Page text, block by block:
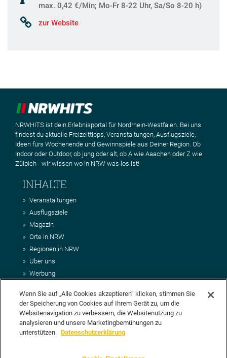
max. 0,42 €/Min; Mo-Fr 8-22 Uhr, Sa/So 8-20 h)
zur Website
NRWHITS ist dein Erlebnisportal für Nordrhein-Westfalen. Bei uns
findest du aktuelle Freizeittipps, Veranstaltungen, Ausflugsziele,
Ideen fürs Wochenende und Gewinnspiele aus Deiner Region. Ob
Indoor oder Outdoor, ob jung oder alt, ob A wie Aaachen oder Z wie
Zülpich - wir wissen wo in NRW was los ist!
INHALTE
Veranstaltungen
Ausflugsziele
Magazin
Orte in NRW
Regionen in NRW
Über uns
Werbung
Impressum
AGB
Datenschutz
DEIN VORSCHLAG FÜR NRWHITS
Wenn Sie auf „Alle Cookies akzeptieren“ klicken, stimmen Sie
der Speicherung von Cookies auf Ihrem Gerät zu, um die
Websitenavigation zu verbessern, die Websitenutzung zu
analysieren und unsere Marketingbemühungen zu
unterstützen. Datenschutzerklärung